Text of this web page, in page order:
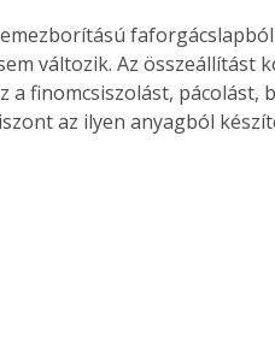
változik. Az összeállítást
a finomcsiszolást,
az ilyen anyagból